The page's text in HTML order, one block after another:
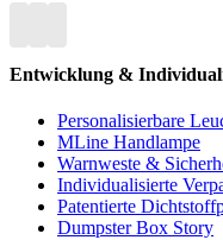
Entwicklung &
Personalisierbare
MLine Handlampe
Warnweste &
Individualisierte
Patentierte
Dumpster Box Story